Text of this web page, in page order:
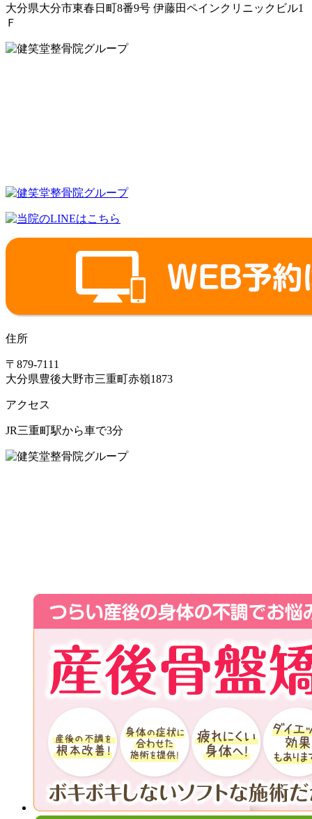
大分県大分市東春日町8番9号 伊藤田ペインクリニックビル1
Ｆ
住所
〒879-7111
大分県豊後大野市三重町赤嶺1873
アクセス
JR三重町駅から車で3分